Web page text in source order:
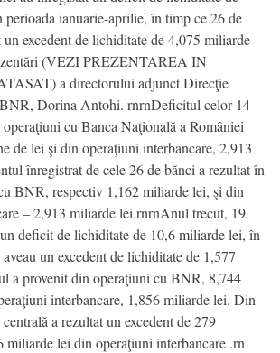
ianuarie-aprilie, în timp ce 26 de
un excedent de lichiditate de 4,075 miliarde
(VEZI PREZENTAREA IN
a directorului adjunct Direcţie
Dorina Antohi. rnrnDeficitul celor 14
cu Banca Naţională a României
de lei şi din operaţiuni interbancare, 2,913
înregistrat de cele 26 de bănci a rezultat în
BNR, respectiv 1,162 miliarde lei, şi din
– 2,913 miliarde lei.rnrnAnul trecut, 19
deficit de lichiditate de 10,6 miliarde lei, în
un excedent de lichiditate de 1,577
a provenit din operaţiuni cu BNR, 8,744
interbancare, 1,856 miliarde lei. Din
a rezultat un excedent de 279
miliarde lei din operaţiuni interbancare .rn